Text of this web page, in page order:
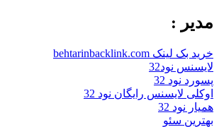
مدیر :
خرید بک لینک behtarinbacklink.com
لایسنس نود32
پسورد نود 32
اوکلی لایسنس رایگان نود 32
همیار نود 32
بهترین سئو